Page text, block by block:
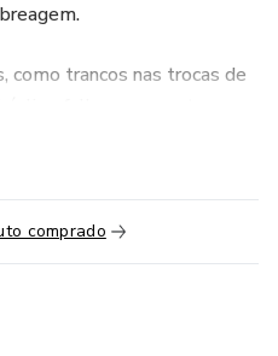
como trancos nas trocas de
garantindo um
do câmbio.
recorrentes.
comprado